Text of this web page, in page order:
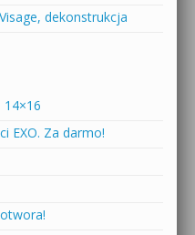
dekonstrukcja
14×16
EXO. Za darmo!